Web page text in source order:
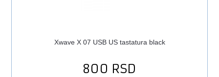
Xwave X 07 USB US tastatura black
800 RSD